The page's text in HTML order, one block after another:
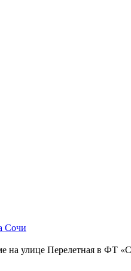
Сочи
на улице Перелетная в